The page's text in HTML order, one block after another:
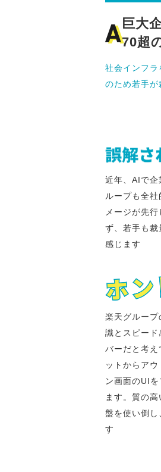
A巨大
70超
社会インフ
のため若手
近年、AIで企
ループも全
メージが先
ず、若手も
感じます
楽天グルー
識とスピー
バーだと考
ットからア
ン画面のUI
ます。質の
盤を使い倒
す